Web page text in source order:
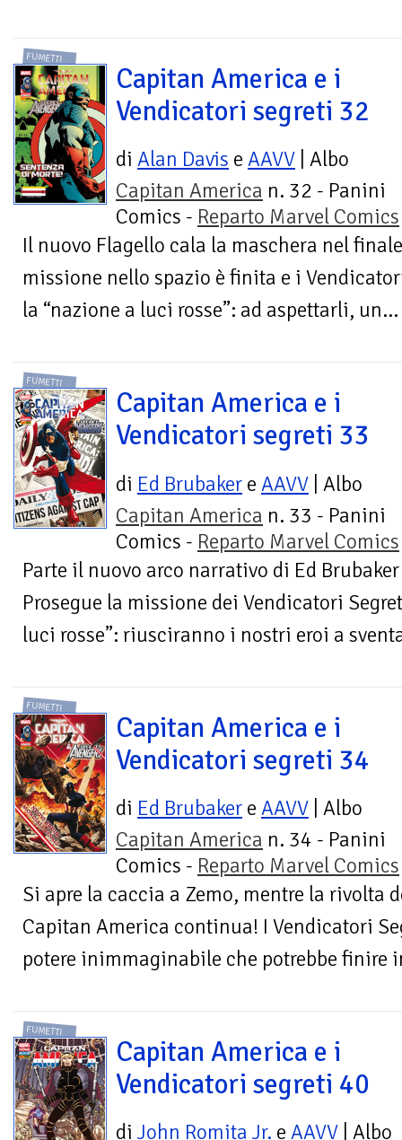
FUMETTI
Capitan America e i
Vendicatori segreti 32
di Alan Davis e AAVV | Albo
Capitan America n. 32 - Panini
Comics - Reparto Marvel Comics
Il nuovo Flagello cala la maschera nel
missione nello spazio è finita e i
la “nazione a luci rosse”: ad aspettarli, un...
FUMETTI
Capitan America e i
Vendicatori segreti 33
di Ed Brubaker e AAVV | Albo
Capitan America n. 33 - Panini
Comics - Reparto Marvel Comics
Parte il nuovo arco narrativo di Ed Brubaker
Prosegue la missione dei Vendicatori
luci rosse”: riusciranno i nostri eroi a
FUMETTI
Capitan America e i
Vendicatori segreti 34
di Ed Brubaker e AAVV | Albo
Capitan America n. 34 - Panini
Comics - Reparto Marvel Comics
Si apre la caccia a Zemo, mentre la rivolta
Capitan America continua! I Vendicatori
potere inimmaginabile che potrebbe finire
FUMETTI
Capitan America e i
Vendicatori segreti 40
di John Romita Jr. e AAVV | Albo